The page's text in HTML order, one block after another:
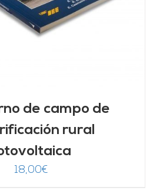
de campo de
rural
18,00€